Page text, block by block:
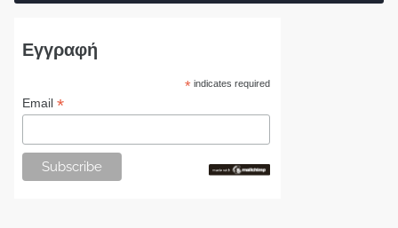
Εγγραφή
* indicates required
Email *